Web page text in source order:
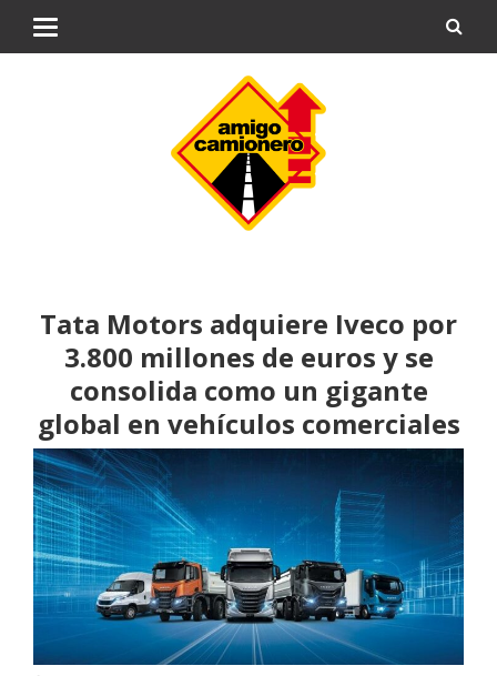
Tata Motors adquiere Iveco por
3.800 millones de euros y se
consolida como un gigante
global en vehículos comerciales